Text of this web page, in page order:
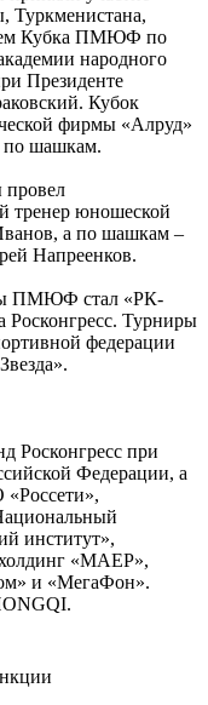
Туркменистана,
Кубка ПМЮФ по
народного
Президенте
Кубок
фирмы «Алруд»
по шашкам.
провел
тренер юношеской
а по шашкам –
Напреенков.
ПМЮФ стал «РК-
Росконгресс. Турниры
федерации
Росконгресс при
Федерации, а
«Россети»,
институт»,
«MAEР»,
и «МегаФон».